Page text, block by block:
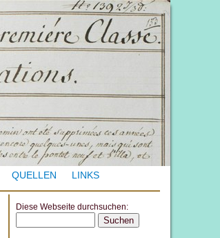
QUELLEN LINKS
Diese Webseite durchsuchen: